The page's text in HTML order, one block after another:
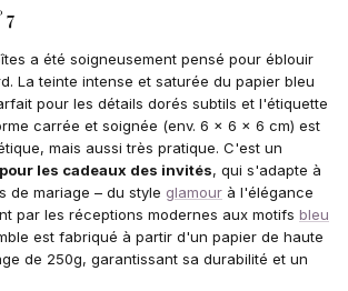
7
a été soigneusement pensé pour éblouir
La teinte intense et saturée du papier bleu
pour les détails dorés subtils et l'étiquette
carrée et soignée (env. 6 x 6 x 6 cm) est
mais aussi très pratique. C'est un
les cadeaux des invités, qui s'adapte à
de mariage – du style glamour à l'élégance
par les réceptions modernes aux motifs bleu
est fabriqué à partir d'un papier de haute
de 250g, garantissant sa durabilité et un